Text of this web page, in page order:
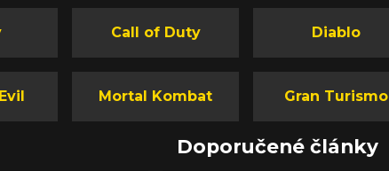
Call of Duty Diablo
Mortal Kombat Gran Turismo
Doporučené články